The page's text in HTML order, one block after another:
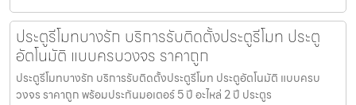
ประตูรีโมทบางรัก บริการรับติดตั้งประตูรีโมท ประตู
อัตโนมัติ แบบครบวงจร ราคาถูก
ประตูรีโมทบางรัก บริการรับติดตั้งประตูรีโมท ประตูอัตโนมัติ แบบครบ
วงจร ราคาถูก พร้อมประกันมอเตอร์ 5 ปี อะไหล่ 2 ปี ประตูร